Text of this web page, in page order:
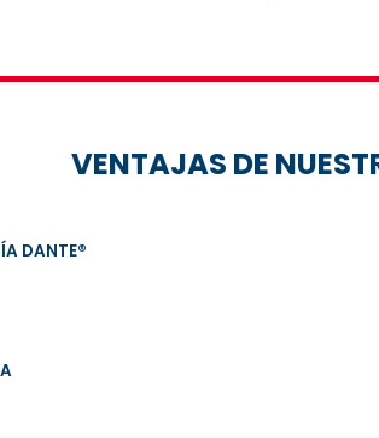
VENTAJAS DE
DANTE®